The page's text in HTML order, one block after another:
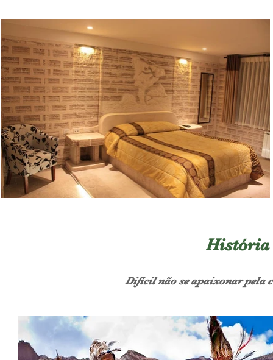
História
Difícil não se apaixonar pela